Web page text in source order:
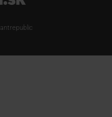
antrepublic